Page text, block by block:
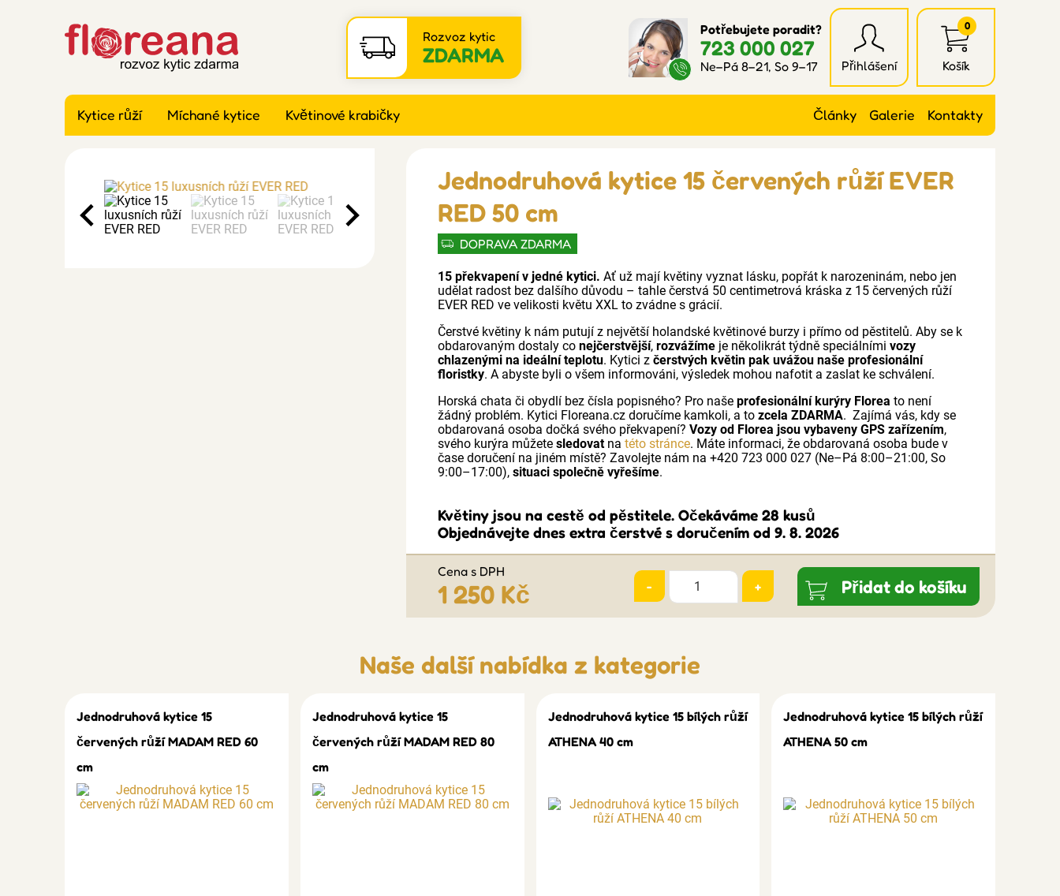
Rozvoz kytic
ZDARMA
Potřebujete poradit?
723 000 027
Ne–Pá 8–21, So 9–17 Přihlášení
0
Košík
Kytice růží Míchané kytice Květinové krabičky Články Galerie Kontakty
Jednodruhová kytice 15 červených růží EVER
RED 50 cm
DOPRAVA ZDARMA
15 překvapení v jedné kytici. Ať už mají květiny vyznat lásku, popřát k narozeninám, nebo jen
udělat radost bez dalšího důvodu – tahle čerstvá 50 centimetrová kráska z 15 červených růží
EVER RED ve velikosti květu XXL to zvádne s grácií.
Čerstvé květiny k nám putují z největší holandské květinové burzy i přímo od pěstitelů. Aby se k
obdarovaným dostaly conejčerstvější,rozvážíme je několikrát týdně speciálnímivozy
chlazenými na ideální teplotu. Kytici zčerstvých květin pak uvážou naše profesionální
floristky. A abyste byli o všem informováni, výsledek mohou nafotit a zaslat ke schválení.
Horská chata či obydlí bez čísla popisného? Pro našeprofesionální kurýry Florea to není
žádný problém. Kytici Floreana.cz doručíme kamkoli, a tozcela ZDARMA. Zajímá vás, kdy se
obdarovaná osoba dočká svého překvapení?Vozy od Florea jsou vybaveny GPS zařízením,
svého kurýra můžetesledovatnatéto stránce. Máte informaci, že obdarovaná osoba bude v
čase doručení na jiném místě? Zavolejte nám na +420 723 000 027 (Ne–Pá 8:00–21:00, So
9:00–17:00),situaci společně vyřešíme.
Květiny jsou na cestě od pěstitele. Očekáváme 28 kusů
Objednávejte dnes extra čerstvé s doručením od 9. 8. 2026
Cena s DPH
1 250 Kč - + Přidat do košíku
Naše další nabídka z kategorie
Jednodruhová kytice 15
červených růží MADAM RED 60
cm
Jednodruhová kytice 15
červených růží MADAM RED 80
cm
Jednodruhová kytice 15 bílých růží
ATHENA 40 cm
Jednodruhová kytice 15 bílých růží
ATHENA 50 cm